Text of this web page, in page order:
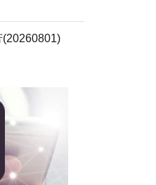
(20260801)